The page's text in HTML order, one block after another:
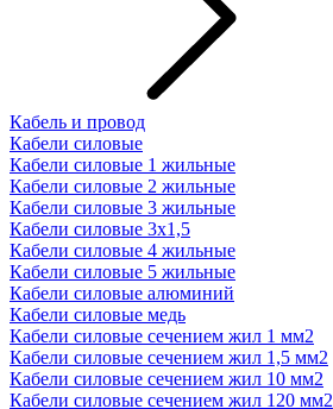
Кабель и провод
Кабели силовые
Кабели силовые 1 жильные
Кабели силовые 2 жильные
Кабели силовые 3 жильные
Кабели силовые 3х1,5
Кабели силовые 4 жильные
Кабели силовые 5 жильные
Кабели силовые алюминий
Кабели силовые медь
Кабели силовые сечением жил 1 мм2
Кабели силовые сечением жил 1,5 мм2
Кабели силовые сечением жил 10 мм2
Кабели силовые сечением жил 120 мм2